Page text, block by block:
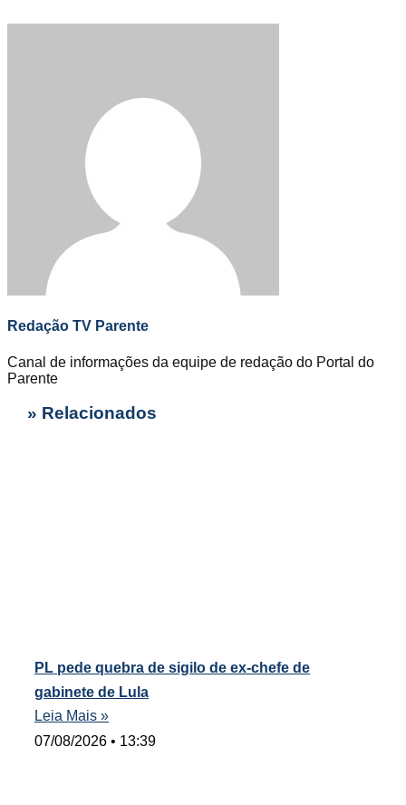
Redação TV Parente
Canal de informações da equipe de redação do Portal do
Parente
» Relacionados
PL pede quebra de sigilo de ex-chefe de
gabinete de Lula
Leia Mais »
07/08/2026
13:39